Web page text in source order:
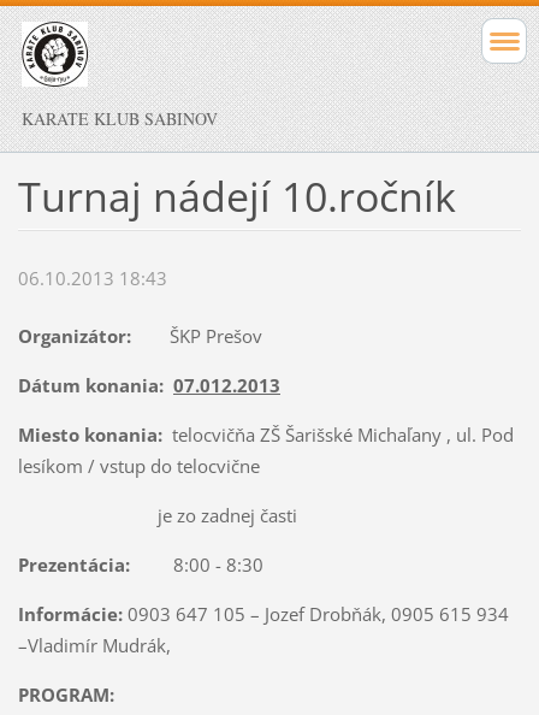
KARATE KLUB SABINOV
Turnaj nádejí 10.ročník
06.10.2013 18:43
Organizátor:ŠKP Prešov
Dátum konania: 07.012.2013
Miesto konania:telocvičňa ZŠ Šarišské Michaľany , ul. Pod
lesíkom / vstup do telocvične
je zo zadnej časti
Prezentácia:8:00 - 8:30
Informácie:0903 647 105 – Jozef Drobňák, 0905 615 934
–Vladimír Mudrák,
PROGRAM: